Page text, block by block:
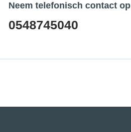
Neem telefonisch contact op
0548745040